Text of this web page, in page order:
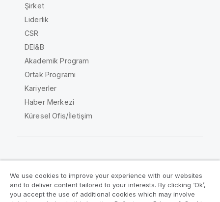
Şirket
Liderlik
CSR
DEI&B
Akademik Program
Ortak Programı
Kariyerler
Haber Merkezi
Küresel Ofis/İletişim
Yasal sözleşmeler
Ürün Koşulları
We use cookies to improve your experience with our websites
and to deliver content tailored to your interests. By clicking ‘Ok’,
you accept the use of additional cookies which may involve